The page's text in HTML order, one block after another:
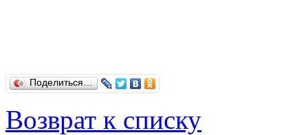
Поделиться…
Возврат к списку